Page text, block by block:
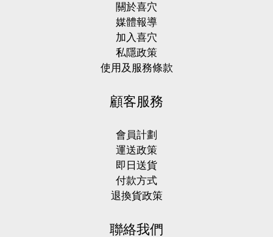
關於喜穴
媒體報導
加入喜穴
私隱政策
使用及服務條款
顧客服務
會員計劃
運送政策
即日送貨
付款方式
退換貨政策
聯絡我們